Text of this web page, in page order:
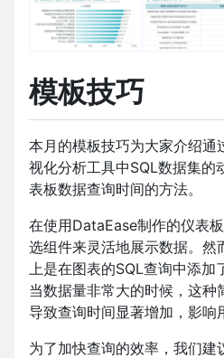
模板技巧
本月的模板技巧为大家介绍
视化分析工具中SQL数据集的
表板数据查询时间的方法。
在使用DataEase制作的仪表
选组件来灵活地展示数据。然
上是在图表的SQL查询中添加
当数据量非常大的时候，这种
导致查询时间显著增加，影响
为了加快查询的效率，我们建